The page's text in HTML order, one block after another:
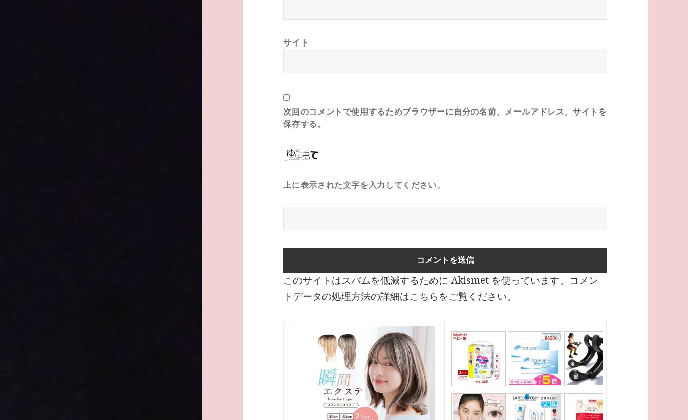
サイト
次回のコメントで使用するためブラウザーに自分の名前、メールアドレス、サイトを
保存する。
上に表示された文字を入力してください。
このサイトはスパムを低減するために Akismet を使っています。
コメン
トデータの処理方法の詳細はこちらをご覧ください。